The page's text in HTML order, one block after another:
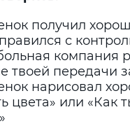
получил
с
компания
твоей передачи
нарисовал
цвета» или